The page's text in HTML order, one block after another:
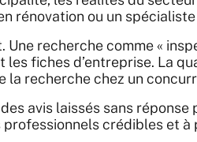
rénovation ou un
recherche comme «
fiches d’entreprise. La
la recherche chez un
avis laissés sans
crédibles et à